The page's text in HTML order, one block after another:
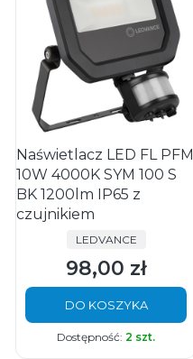
Naświetlacz LED FL PFM
10W 4000K SYM 100 S
BK 1200lm IP65 z
czujnikiem
PRODUCENT
LEDVANCE
Cena
98,00 zł
DO KOSZYKA
Dostępność: 2 szt.